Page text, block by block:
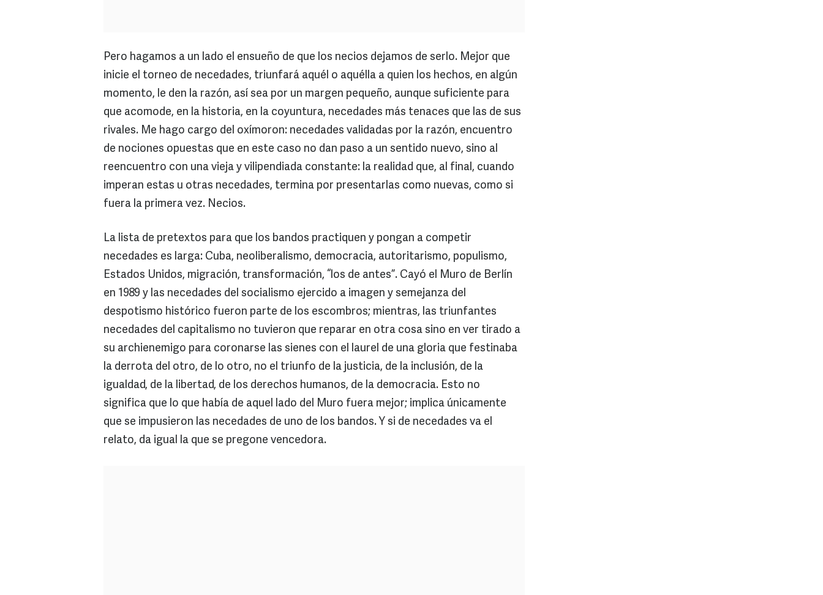
Pero hagamos a un lado el ensueño de que los necios dejamos de serlo. Mejor que
inicie el torneo de necedades, triunfará aquél o aquélla a quien los hechos, en algún
momento, le den la razón, así sea por un margen pequeño, aunque suficiente para
que acomode, en la historia, en la coyuntura, necedades más tenaces que las de sus
rivales. Me hago cargo del oxímoron: necedades validadas por la razón, encuentro
de nociones opuestas que en este caso no dan paso a un sentido nuevo, sino al
reencuentro con una vieja y vilipendiada constante: la realidad que, al final, cuando
imperan estas u otras necedades, termina por presentarlas como nuevas, como si
fuera la primera vez. Necios.
La lista de pretextos para que los bandos practiquen y pongan a competir
necedades es larga: Cuba, neoliberalismo, democracia, autoritarismo, populismo,
Estados Unidos, migración, transformación, “los de antes”. Cayó el Muro de Berlín
en 1989 y las necedades del socialismo ejercido a imagen y semejanza del
despotismo histórico fueron parte de los escombros; mientras, las triunfantes
necedades del capitalismo no tuvieron que reparar en otra cosa sino en ver tirado a
su archienemigo para coronarse las sienes con el laurel de una gloria que festinaba
la derrota del otro, de lo otro, no el triunfo de la justicia, de la inclusión, de la
igualdad, de la libertad, de los derechos humanos, de la democracia. Esto no
significa que lo que había de aquel lado del Muro fuera mejor; implica únicamente
que se impusieron las necedades de uno de los bandos. Y si de necedades va el
relato, da igual la que se pregone vencedora.